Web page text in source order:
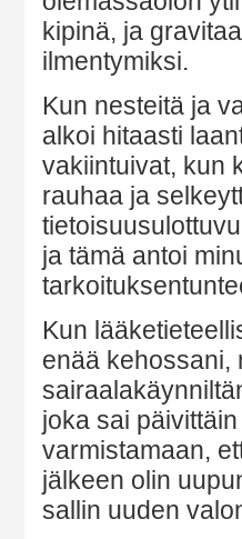
kipinä, ja
ilmentymiksi.
Kun nesteitä ja
alkoi hitaasti
vakiintuivat, kun
rauhaa ja
ja tämä antoi
Kun
enää kehossani,
joka sai
varmistamaan,
jälkeen olin
sallin uuden